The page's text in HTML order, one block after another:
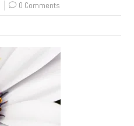
0 Comments